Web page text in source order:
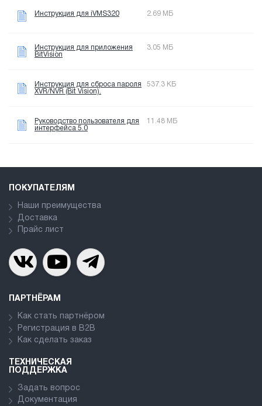
Инструкция для iVMS320 2.69 МБ
Инструкция для приложения
BitVision
3.05 МБ
Инструкция для сброса пароля
XVR/NVR (Bit Vision).
537.3 КБ
Руководство пользователя для
интерфейса 5.0
11.48 МБ
ПОКУПАТЕЛЯМ
Наши преимущества
Доставка
Прайс лист
ПАРТНЁРАМ
Как стать партнёром
Регистрация в В2В
Как сделать заказ
ТЕХНИЧЕСКАЯ
ПОДДЕРЖКА
Задать вопрос
Документация